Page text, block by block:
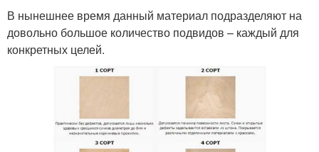
В нынешнее время данный материал подразделяют на
довольно большое количество подвидов – каждый для
конкретных целей.